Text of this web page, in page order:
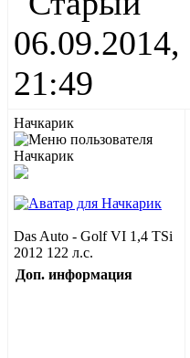
06.09.2014,
21:49
Начкарик
Das Auto - Golf VI 1,4 TSi
2012 122 л.с.
Доп. информация